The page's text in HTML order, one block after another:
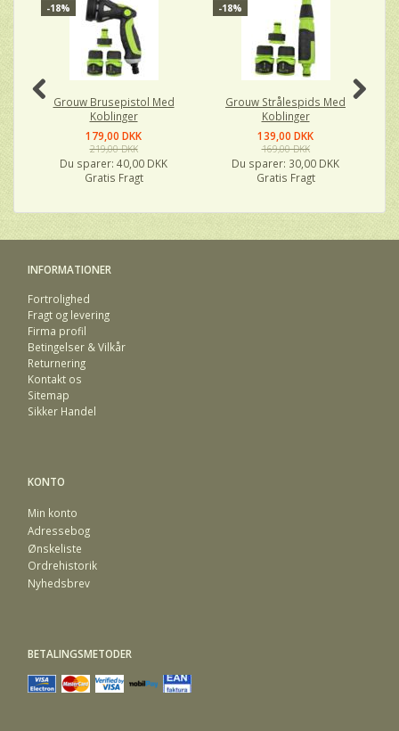
-18%
Grouw Brusepistol Med
Koblinger
179,00 DKK
219,00 DKK
Du sparer: 40,00 DKK
Gratis Fragt
-18%
Grouw Strålespids Med
Koblinger
139,00 DKK
169,00 DKK
Du sparer: 30,00 DKK
Gratis Fragt
INFORMATIONER
Fortrolighed
Fragt og levering
Firma profil
Betingelser & Vilkår
Returnering
Kontakt os
Sitemap
Sikker Handel
KONTO
Min konto
Adressebog
Ønskeliste
Ordrehistorik
Nyhedsbrev
BETALINGSMETODER